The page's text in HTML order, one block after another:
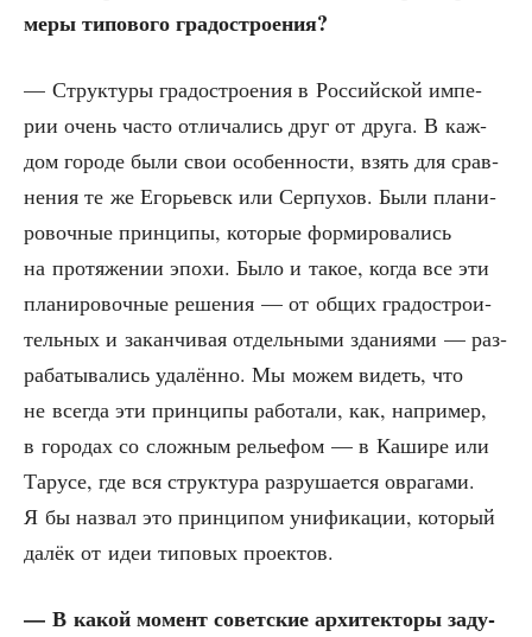
ме­ры типо­во­го градостроения?
— Струк­ту­ры гра­до­стро­е­ния в Рос­сий­ской импе­
рии очень часто отли­ча­лись друг от дру­га. В каж­
дом горо­де были свои осо­бен­но­сти, взять для срав­
не­ния те же Его­рьевск или Сер­пу­хов. Были пла­ни­
ро­воч­ные прин­ци­пы, кото­рые фор­ми­ро­ва­лись
на про­тя­же­нии эпо­хи. Было и такое, когда все эти
пла­ни­ро­воч­ные реше­ния — от общих гра­до­стро­и­
тель­ных и закан­чи­вая отдель­ны­ми зда­ни­я­ми — раз­
ра­ба­ты­ва­лись уда­лён­но. Мы можем видеть, что
не все­гда эти прин­ци­пы рабо­та­ли, как, напри­мер,
в горо­дах со слож­ным релье­фом — в Каши­ре или
Тару­се, где вся струк­ту­ра раз­ру­ша­ет­ся овра­га­ми.
Я бы назвал это прин­ци­пом уни­фи­ка­ции, кото­рый
далёк от идеи типо­вых проектов.
— В какой момент совет­ские архи­тек­то­ры заду­